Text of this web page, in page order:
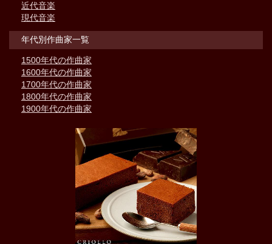
近代音楽
現代音楽
年代別作曲家一覧
1500年代の作曲家
1600年代の作曲家
1700年代の作曲家
1800年代の作曲家
1900年代の作曲家